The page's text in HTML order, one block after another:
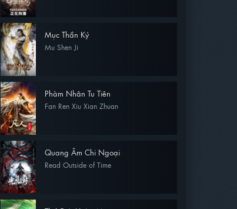
Mục Thần Ký
Mu Shen Ji
Phàm Nhân Tu Tiên
Fan Ren Xiu Xian Zhuan
Quang Âm Chi Ngoại
Read Outside of Time